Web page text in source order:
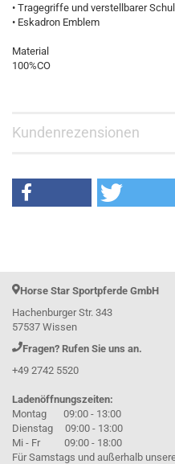
• Tragegriffe und verstellbarer
• Eskadron Emblem
Material
100%CO
Kundenrezensionen
Horse Star Sportpferde GmbH
Hachenburger Str. 343
57537 Wissen
Fragen? Rufen Sie uns an.
+49 2742 5520
Ladenöffnungszeiten:
Montag 09:00 - 13:00
Dienstag 09:00 - 13:00
Mi - Fr 09:00 - 18:00
Für Samstags und außerhalb